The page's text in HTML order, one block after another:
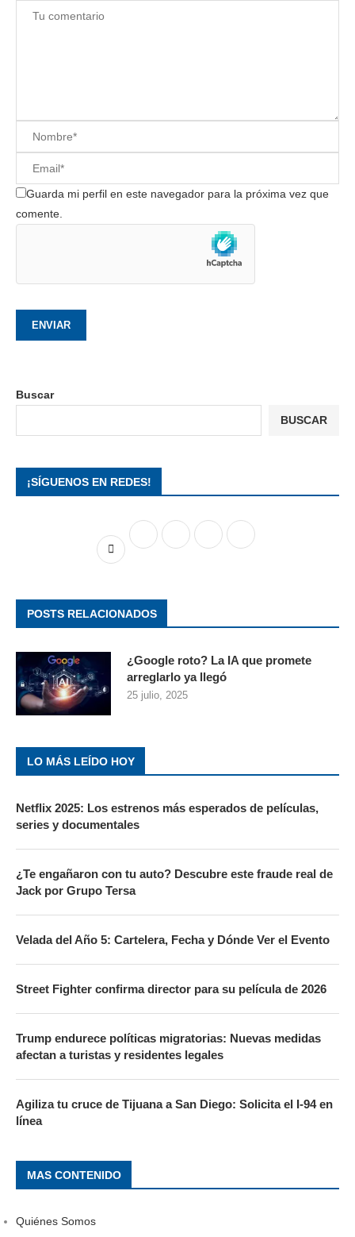
Guarda mi perfil en este navegador para la próxima vez que
comente.
Buscar
BUSCAR
¡SÍGUENOS EN REDES!
POSTS RELACIONADOS
¿Google roto? La IA que promete
arreglarlo ya llegó
25 julio, 2025
LO MÁS LEÍDO HOY
Netflix 2025: Los estrenos más esperados de películas,
series y documentales
¿Te engañaron con tu auto? Descubre este fraude real de
Jack por Grupo Tersa
Velada del Año 5: Cartelera, Fecha y Dónde Ver el Evento
Street Fighter confirma director para su película de 2026
Trump endurece políticas migratorias: Nuevas medidas
afectan a turistas y residentes legales
Agiliza tu cruce de Tijuana a San Diego: Solicita el I-94 en
línea
MAS CONTENIDO
Quiénes Somos